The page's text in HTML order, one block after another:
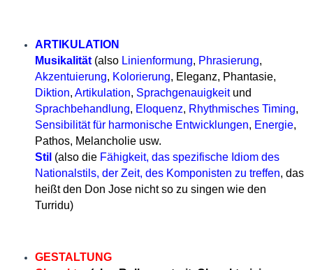
ARTIKULATION
Musikalität (also Linienformung, Phrasierung,
Akzentuierung, Kolorierung, Eleganz, Phantasie,
Diktion, Artikulation, Sprachgenauigkeitund
Sprachbehandlung, Eloquenz, Rhythmisches Timing,
Sensibilität für harmonische Entwicklungen, Energie,
Pathos, Melancholie usw.
Stil (also die Fähigkeit, das spezifische Idiom des
Nationalstils, der Zeit, des Komponisten zu treffen, das
heißt den Don Jose nicht so zu singen wie den
Turridu)
GESTALTUNG